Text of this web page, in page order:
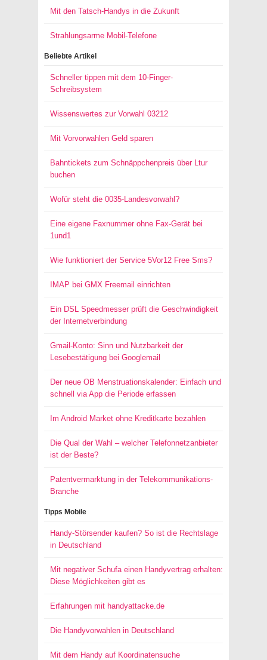
Mit den Tatsch-Handys in die Zukunft
Strahlungsarme Mobil-Telefone
Beliebte Artikel
Schneller tippen mit dem 10-Finger-
Schreibsystem
Wissenswertes zur Vorwahl 03212
Mit Vorvorwahlen Geld sparen
Bahntickets zum Schnäppchenpreis über Ltur
buchen
Wofür steht die 0035-Landesvorwahl?
Eine eigene Faxnummer ohne Fax-Gerät bei
1und1
Wie funktioniert der Service 5Vor12 Free Sms?
IMAP bei GMX Freemail einrichten
Ein DSL Speedmesser prüft die Geschwindigkeit
der Internetverbindung
Gmail-Konto: Sinn und Nutzbarkeit der
Lesebestätigung bei Googlemail
Der neue OB Menstruationskalender: Einfach und
schnell via App die Periode erfassen
Im Android Market ohne Kreditkarte bezahlen
Die Qual der Wahl – welcher Telefonnetzanbieter
ist der Beste?
Patentvermarktung in der Telekommunikations-
Branche
Tipps Mobile
Handy-Störsender kaufen? So ist die Rechtslage
in Deutschland
Mit negativer Schufa einen Handyvertrag erhalten:
Diese Möglichkeiten gibt es
Erfahrungen mit handyattacke.de
Die Handyvorwahlen in Deutschland
Mit dem Handy auf Koordinatensuche